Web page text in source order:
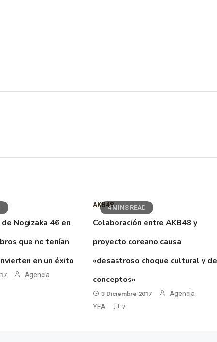
Nogizaka 46 en
que no tenían
en un éxito
Agencia
4 MINS READ
AKB48
Colaboración entre AKB48 y
proyecto coreano causa
«desastroso choque cultural y de
conceptos»
3 Diciembre 2017
Agencia
YEA
7